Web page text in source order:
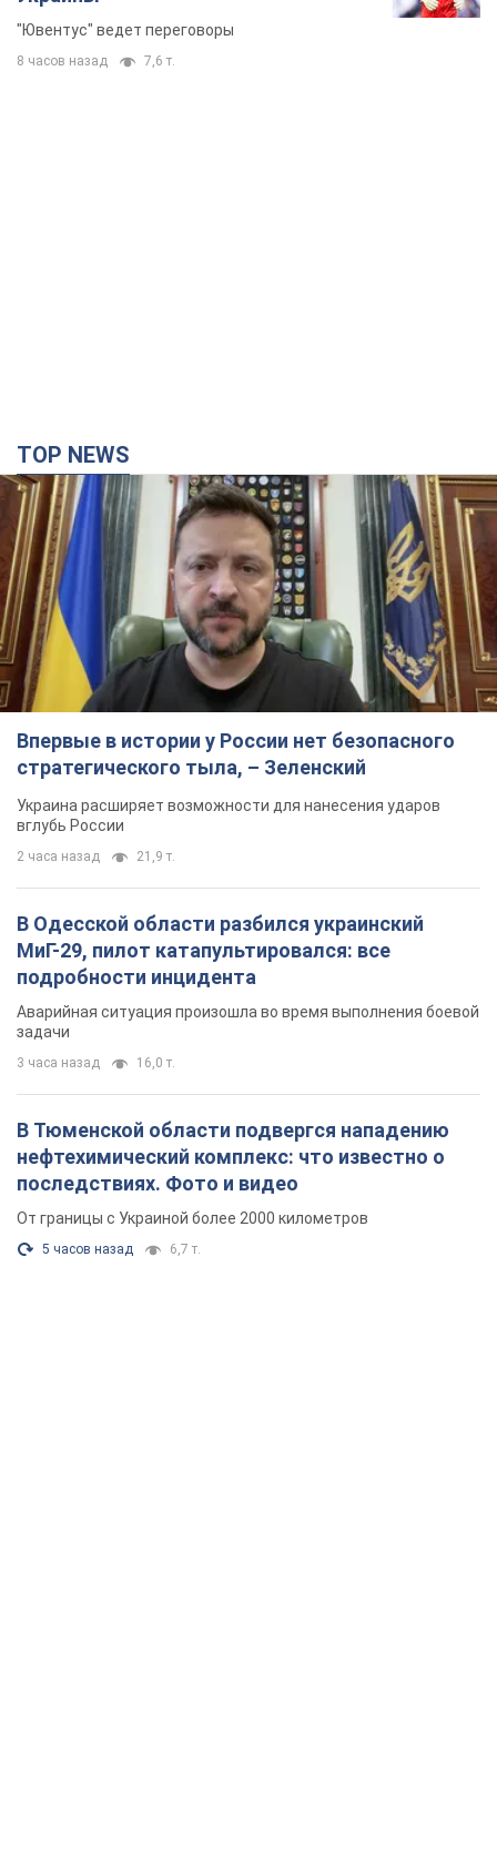
"Ювентус" ведет переговоры
8 часов назад 7,6 т.
TOP NEWS
Впервые в истории у России нет безопасного
стратегического тыла, – Зеленский
Украина расширяет возможности для нанесения ударов
вглубь России
2 часа назад 21,9 т.
В Одесской области разбился украинский
МиГ-29, пилот катапультировался: все
подробности инцидента
Аварийная ситуация произошла во время выполнения боевой
задачи
3 часа назад 16,0 т.
В Тюменской области подвергся нападению
нефтехимический комплекс: что известно о
последствиях. Фото и видео
От границы с Украиной более 2000 километров
5 часов назад 6,7 т.